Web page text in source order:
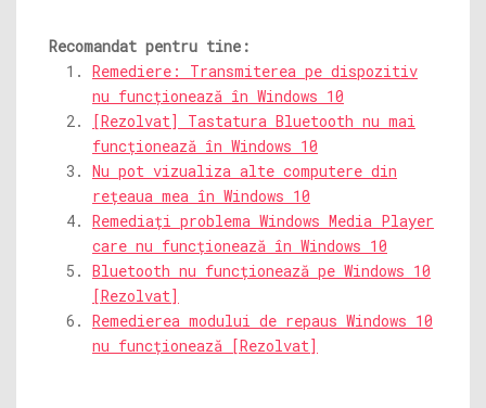
Recomandat pentru tine:
Remediere: Transmiterea pe dispozitiv
nu funcționează în Windows 10
[Rezolvat] Tastatura Bluetooth nu mai
funcționează în Windows 10
Nu pot vizualiza alte computere din
rețeaua mea în Windows 10
Remediați problema Windows Media Player
care nu funcționează în Windows 10
Bluetooth nu funcționează pe Windows 10
[Rezolvat]
Remedierea modului de repaus Windows 10
nu funcționează [Rezolvat]